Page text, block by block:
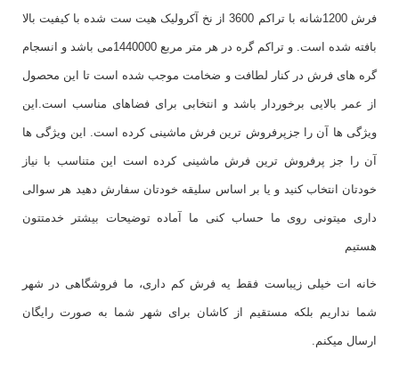
فرش 1200شانه با تراکم 3600 از نخ آکرولیک هیت ست شده با کیفیت بالا
بافته شده است. و تراکم گره در هر متر مربع 1440000می باشد و انسجام
گره های فرش در کنار لطافت و ضخامت موجب شده است تا این محصول
از عمر بالایی برخوردار باشد و انتخابی برای فضاهای مناسب است.این
ویژگی ها آن را جزپرفروش ترین فرش ماشینی کرده است. این ویژگی ها
آن را جز پرفروش ترین فرش ماشینی کرده است این متناسب با نیاز
خودتان انتخاب کنید و یا بر اساس سلیقه خودتان سفارش دهید هر سوالی
داری میتونی روی ما حساب کنی ما آماده توضیحات بیشتر خدمتتون
هستیم
خانه ات خیلی زیباست فقط یه فرش کم داری، ما فروشگاهی در شهر
شما نداریم بلکه مستقیم از کاشان برای شهر شما به صورت رایگان
ارسال میکنم.